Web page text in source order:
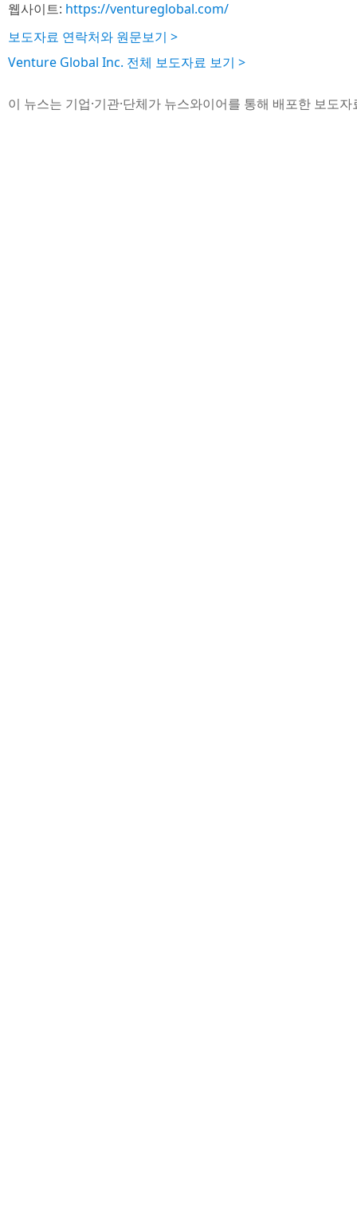
웹사이트: https://ventureglobal.com/
보도자료 연락처와 원문보기 >
Venture Global Inc. 전체 보도자료 보기 >
이 뉴스는 기업·기관·단체가 뉴스와이어를 통해 배포한 보도